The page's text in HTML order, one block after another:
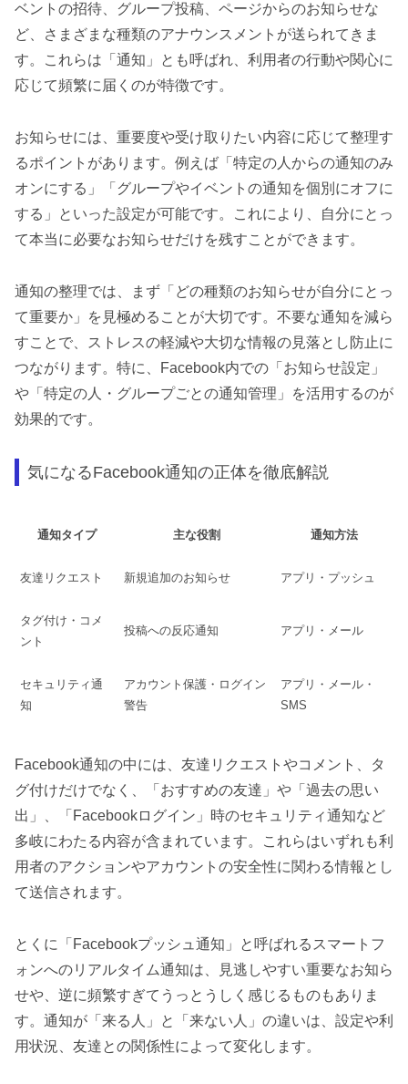
ベントの招待、グループ投稿、ページからのお知らせな
ど、さまざまな種類のアナウンスメントが送られてきま
す。これらは「通知」とも呼ばれ、利用者の行動や関心に
応じて頻繁に届くのが特徴です。
お知らせには、重要度や受け取りたい内容に応じて整理す
るポイントがあります。例えば「特定の人からの通知のみ
オンにする」「グループやイベントの通知を個別にオフに
する」といった設定が可能です。これにより、自分にとっ
て本当に必要なお知らせだけを残すことができます。
通知の整理では、まず「どの種類のお知らせが自分にとっ
て重要か」を見極めることが大切です。不要な通知を減ら
すことで、ストレスの軽減や大切な情報の見落とし防止に
つながります。特に、Facebook内での「お知らせ設定」
や「特定の人・グループごとの通知管理」を活用するのが
効果的です。
気になるFacebook通知の正体を徹底解説
通知タイプ 主な役割 通知方法
友達リクエスト 新規追加のお知らせ アプリ・プッシュ
タグ付け・コメ
ント
投稿への反応通知 アプリ・メール
セキュリティ通
知
アカウント保護・ログイン
警告
アプリ・メール・
SMS
Facebook通知の中には、友達リクエストやコメント、タ
グ付けだけでなく、「おすすめの友達」や「過去の思い
出」、「Facebookログイン」時のセキュリティ通知など
多岐にわたる内容が含まれています。これらはいずれも利
用者のアクションやアカウントの安全性に関わる情報とし
て送信されます。
とくに「Facebookプッシュ通知」と呼ばれるスマートフ
ォンへのリアルタイム通知は、見逃しやすい重要なお知ら
せや、逆に頻繁すぎてうっとうしく感じるものもありま
す。通知が「来る人」と「来ない人」の違いは、設定や利
用状況、友達との関係性によって変化します。